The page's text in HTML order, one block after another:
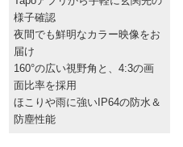
様子確認
夜間でも鮮明なカラー映像をお
届け
160°の広い視野角と、4:3の画
面比率を採用
ほこりや雨に強いIP64の防水＆
防塵性能